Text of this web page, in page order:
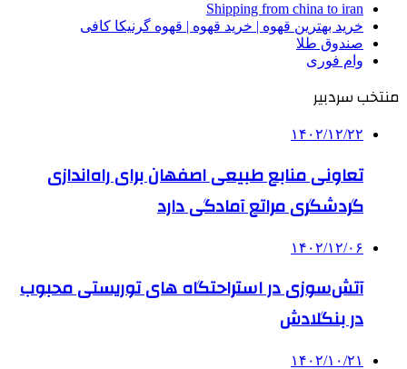
Shipping from china to iran
خرید بهترین قهوه | خرید قهوه | قهوه گرنیکا کافی
صندوق طلا
وام فوری
منتخب سردبیر
۱۴۰۲/۱۲/۲۲
تعاونی منابع طبیعی اصفهان برای راه‌اندازی
گردشگری مراتع آمادگی دارد
۱۴۰۲/۱۲/۰۶
آتش‌سوزی در استراحتگاه های توریستی محبوب
در بنگلادش
۱۴۰۲/۱۰/۲۱